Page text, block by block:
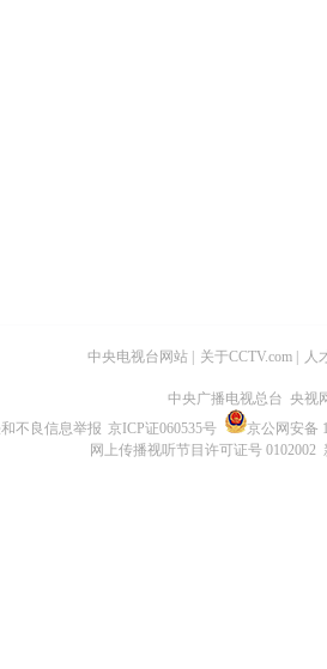
中央电视台网站 关于CCTV.com 人
中央广播电视总台 央视
不良信息举报 京ICP证060535号
京公网安备
网上传播视听节目许可证号 0102002